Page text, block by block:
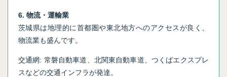
6. 物流・運輸業
茨城県は地理的に首都圏や東北地方へのアクセスが良く、
物流業も盛んです。
交通網: 常磐自動車道、北関東自動車道、つくばエクスプレ
スなどの交通インフラが発達。